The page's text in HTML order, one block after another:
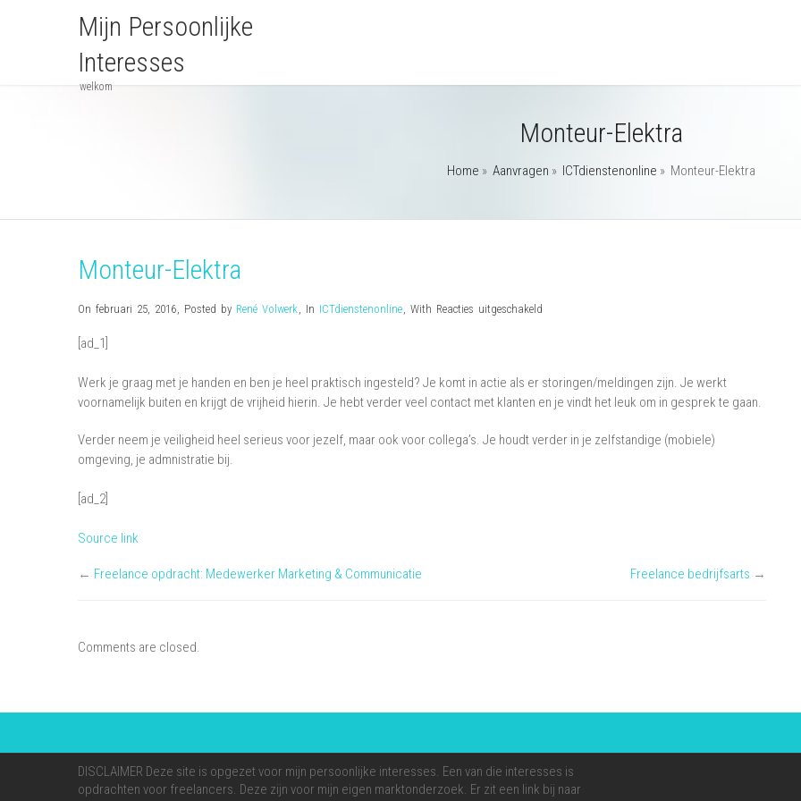
Mijn Persoonlijke
Interesses
welkom
Monteur-Elektra
Home » Aanvragen » ICTdienstenonline » Monteur-Elektra
Monteur-Elektra
On februari 25, 2016, Posted by René Volwerk, In ICTdienstenonline, With Reacties uitgeschakeld
[ad_1]
Werk je graag met je handen en ben je heel praktisch ingesteld? Je komt in actie als er storingen/meldingen zijn. Je werkt
voornamelijk buiten en krijgt de vrijheid hierin. Je hebt verder veel contact met klanten en je vindt het leuk om in gesprek te gaan.
Verder neem je veiligheid heel serieus voor jezelf, maar ook voor collega’s. Je houdt verder in je zelfstandige (mobiele)
omgeving, je admnistratie bij.
[ad_2]
Source link
← Freelance opdracht: Medewerker Marketing & Communicatie Freelance bedrijfsarts →
Comments are closed.
DISCLAIMER Deze site is opgezet voor mijn persoonlijke interesses. Een van die interesses is
opdrachten voor freelancers. Deze zijn voor mijn eigen marktonderzoek. Er zit een link bij naar